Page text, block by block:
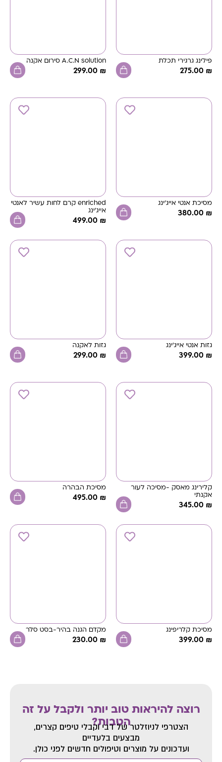
פילינג גרגירי תכלת
₪
A.C.N solution סירום אקנה
₪
מסיכת אנטי אייג'ינג
₪
enriched קרם לחות עשיר לאנטי
אייג'ינג
₪
גזות אנטי אייג'ינג
₪
גזות לאקנה
₪
קלירינג מאסק -מסיכה לעור
אקנתי
₪
מסיכת הבהרה
₪
מסיכת קלריפינג
₪
מקדם הגנה בהיר-בסט סלר
₪
רוצה להיראות טוב יותר ולקבל על זה
הטבות?
הצטרפי לניוזלטר של דביוקבלי טיפים קצרים,
מבצעים בלעדיים
ועדכונים על מוצרים וטיפולים חדשים לפני כולן.